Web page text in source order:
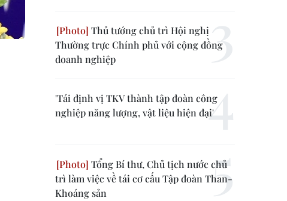
Thủ tướng chủ trì Hội nghị
Thường trực Chính phủ với cộng đồng
doanh nghiệp
'Tái định vị TKV thành tập đoàn công
nghiệp năng lượng, vật liệu hiện đại'
Tổng Bí thư, Chủ tịch nước chủ
trì làm việc về tái cơ cấu Tập đoàn Than-
Khoáng sản